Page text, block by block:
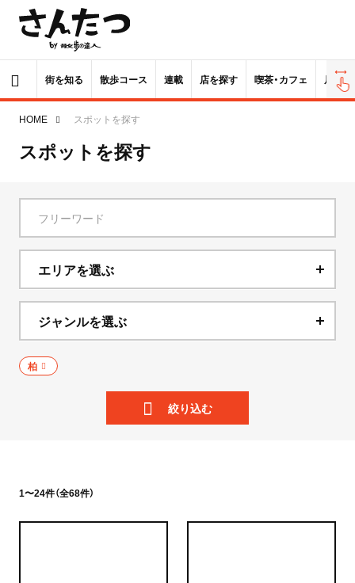
街を知る 散歩コース 連載 店を探す 喫茶・カフェ 居酒屋
HOME スポットを探す
スポットを探す
エリアを選ぶ
北海道
青森県
岩手県
山形県
福島県
ジャンルを選ぶ
ニュース
喫茶・カフェ
柏
絞り込む
1〜24件（全68件）